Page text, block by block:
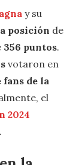
y su
posición de
356 puntos.
votaron en
fans de la
el
2024
.